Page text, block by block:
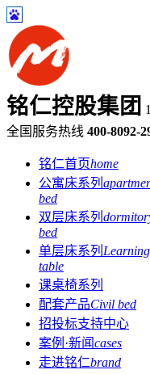
铭仁控股集团
全国服务热线 400-8092-
铭仁首页home
公寓床系列
bed
双层床系列
bed
单层床系列 Learning
table
课桌椅系列
配套产品Civil bed
招投标支持中心
案例·新闻cases
走进铭仁brand